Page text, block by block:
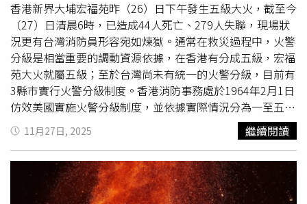
消防設備複雜，這起悲劇再次凸顯高樓住戶在火場中的脆弱
性。
香港新界大埔宏福苑昨（26）日下午發生五級大火，截至今
（27）日清晨6時，已造成44人死亡、279人失聯，現場狀
況更有台灣消防員形容宛如煉獄。通常在救災過程中，火警
分級是相當重要的調動資源依據，在香港有分成五級，宏福
苑大火就屬五級；至於台灣尚未有統一的火警分級，目前有
3縣市實行火警分級制度。香港消防事務處於1964年2月1日
仿效美國實施火警分級制度，並依據實際情況分為一至五
級。火警級別會按當時在場指揮人員判斷發出，只會升級而
不會下調，直至火勢撲滅，現場指揮官下令停止消防動員為
止。當火警升至第五級後仍無法有效控制或火勢持續擴大，
則會考慮發出「災情警報」，亦即最高的災難級。【香港火
警分級】一級火警：當消防處接到一般商住大廈的火警警報
11月27日, 2025 繼續閱讀